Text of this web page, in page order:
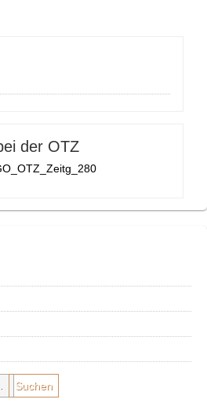
der OTZ